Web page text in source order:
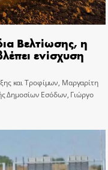
Βελτίωσης, η
ενίσχυση
και Τροφίμων, Μαργαρίτη
Δημοσίων Εσόδων, Γιώργο